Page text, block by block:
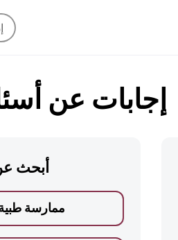
إجابات عن
أبحث
ممارسة